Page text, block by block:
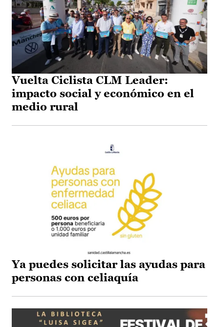
Vuelta Ciclista CLM Leader:
impacto social y económico en el
medio rural
Ya puedes solicitar las ayudas para
personas con celiaquía